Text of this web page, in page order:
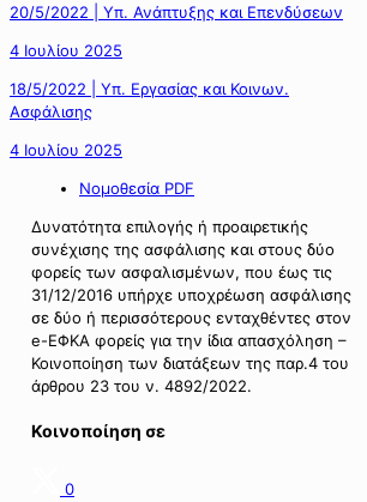
20/5/2022 | Υπ. Ανάπτυξης και Επενδύσεων
4 Ιουλίου 2025
18/5/2022 | Υπ. Εργασίας και Κοινων.
Ασφάλισης
4 Ιουλίου 2025
Νομοθεσία PDF
Δυνατότητα επιλογής ή προαιρετικής
συνέχισης της ασφάλισης και στους δύο
φορείς των ασφαλισμένων, που έως τις
31/12/2016 υπήρχε υποχρέωση ασφάλισης
σε δύο ή περισσότερους ενταχθέντες στον
e-ΕΦΚΑ φορείς για την ίδια απασχόληση –
Κοινοποίηση των διατάξεων της παρ.4 του
άρθρου 23 του ν. 4892/2022.
Κοινοποίηση σε
0